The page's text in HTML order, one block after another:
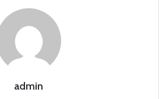
admin